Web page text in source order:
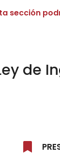
sección
de